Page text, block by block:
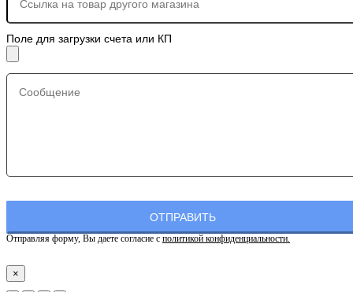
Поле для загрузки счета или КП
Отправляя форму, Вы даете согласие с политикой конфиденциальности.
×